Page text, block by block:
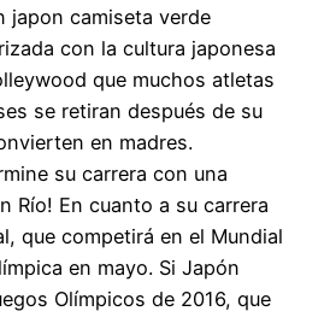
con la cultura japonesa
que muchos atletas
se retiran después de su
en madres.
su carrera con una
Río! En cuanto a su carrera
que competirá en el Mundial
en mayo. Si Japón
Olímpicos de 2016, que